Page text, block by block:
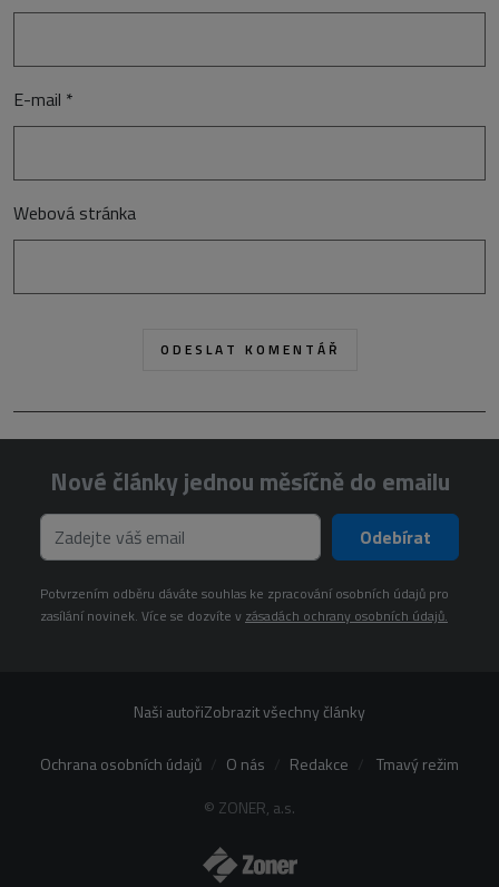
E-mail *
Webová stránka
Nové články jednou měsíčně do emailu
Odebírat
Potvrzením odběru dáváte souhlas ke zpracování osobních údajů pro
zasílání novinek. Více se dozvíte v zásadách ochrany osobních údajů.
Naši autořiZobrazit všechny články
© ZONER, a.s.
Ochrana osobních údajů O nás Redakce Tmavý režim